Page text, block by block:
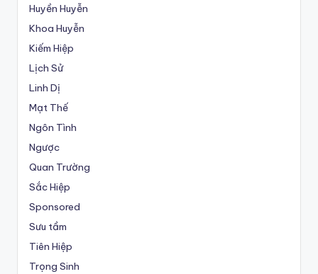
Huyền Huyễn
Khoa Huyễn
Kiếm Hiệp
Lịch Sử
Linh Dị
Mạt Thế
Ngôn Tình
Ngược
Quan Trường
Sắc Hiệp
Sponsored
Sưu tầm
Tiên Hiệp
Trọng Sinh